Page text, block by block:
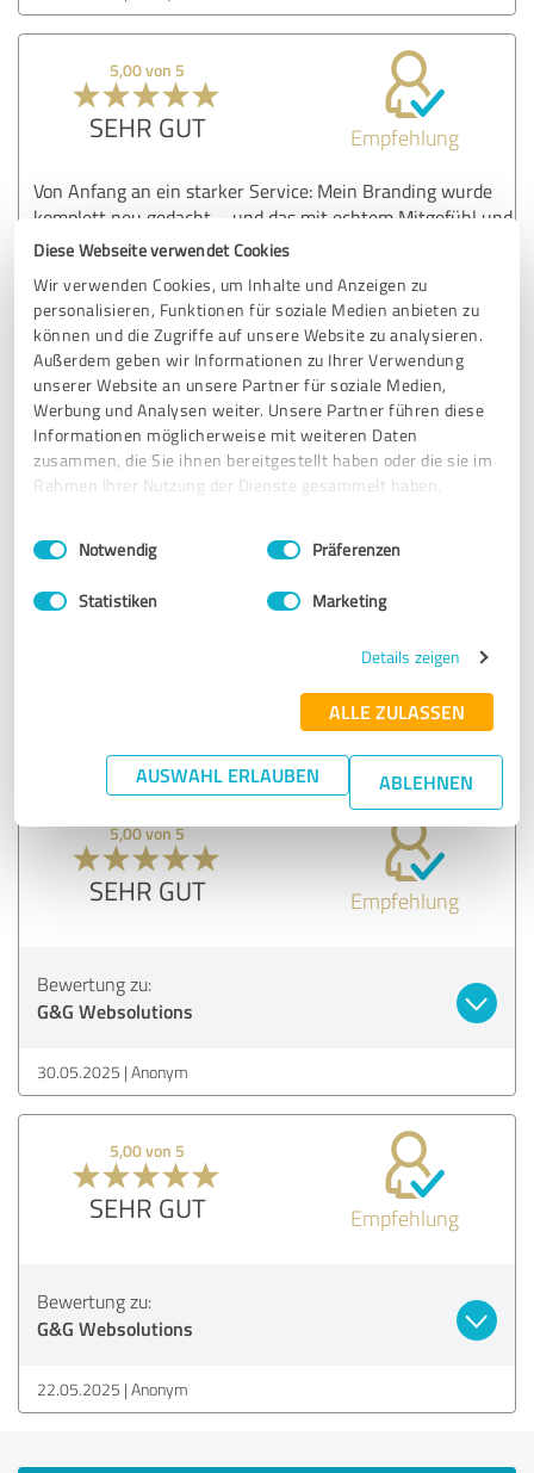
Diese Webseite verwendet Cookies
Wir verwenden Cookies, um Inhalte und Anzeigen zu
personalisieren, Funktionen für soziale Medien anbieten zu
können und die Zugriffe auf unsere Website zu analysieren.
Außerdem geben wir Informationen zu Ihrer Verwendung
unserer Website an unsere Partner für soziale Medien,
Werbung und Analysen weiter. Unsere Partner führen diese
Informationen möglicherweise mit weiteren Daten
zusammen, die Sie ihnen bereitgestellt haben oder die sie im
Rahmen Ihrer Nutzung der Dienste gesammelt haben.
Impressum Datenschutzbestimmungen
Einwilligungsauswahl
Notwendig Präferenzen
Statistiken Marketing
Details zeigen
ALLE ZULASSEN
AUSWAHL ERLAUBEN ABLEHNEN
5,00 von 5
SEHR GUT Empfehlung
Von Anfang an ein starker Service: Mein Branding wurde
komplett neu gedacht – und das mit echtem Mitgefühl und
Köpfchen. Die Mischung aus gutem Design, klarer Strategie
Erfahrungsbericht & Bewertung zu:
G&G Websolutions
26.05.2025 Anonym
SEHR GUT
01.06.2025 Anonym
5,00 von 5
SEHR GUT Empfehlung
Bewertung zu:
G&G Websolutions
30.05.2025 Anonym
5,00 von 5
SEHR GUT Empfehlung
Bewertung zu:
G&G Websolutions
22.05.2025 Anonym